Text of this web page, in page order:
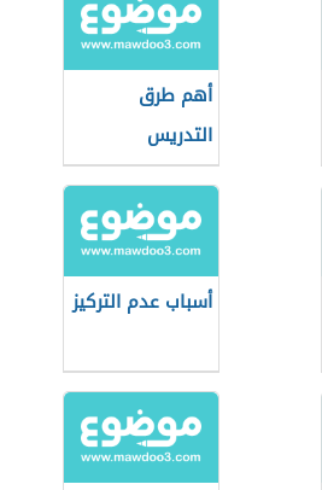
أهم طرق
التدريس
أسباب عدم التركيز